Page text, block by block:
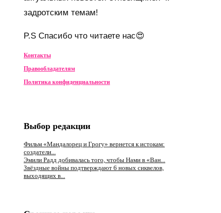
задротским темам!
P.S Спасибо что читаете нас😍
Контакты
Правообладателям
Политика конфиденциальности
Выбор редакции
Фильм «Мандалорец и Грогу» вернется к истокам:
создатели...
Эмили Радд добивалась того, чтобы Нами в «Ван...
Звёздные войны подтверждают 6 новых сиквелов,
выходящих в...